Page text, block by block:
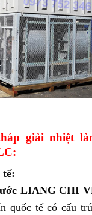
giải nhiệt
tế:
LIANG CHI
quốc tế có cấu